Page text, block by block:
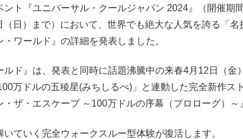
ント『ユニバーサル・クールジャパン 2024』（開催期
日）まで）において、世界でも絶大な人気を誇る「名
ワールド』の詳細を発表しました。
ド』は、発表と同時に話題沸騰中の来春4月12日（金
万ドルの五稜星(みちしるべ)」と連動した完全新作ス
ザ・エスケープ ～100万ドルの序幕（プロローグ）～
ていく完全ウォークスルー型体験が復活します。